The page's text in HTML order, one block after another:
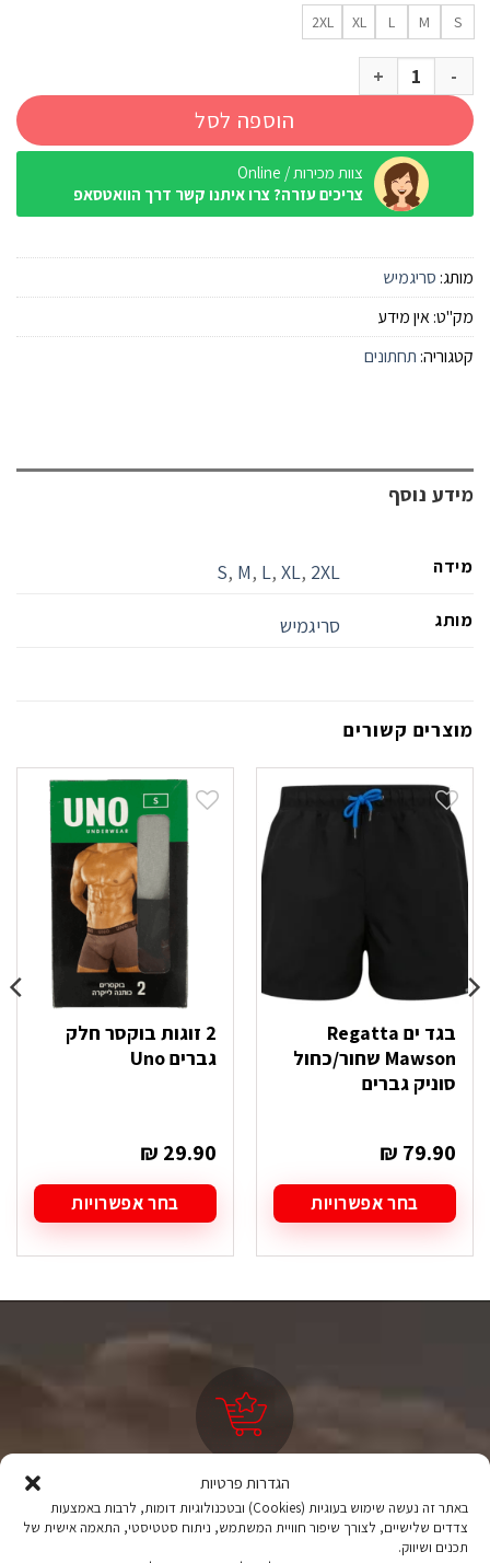
הגדרות פרטיות
באתר זה נעשה שימוש בעוגיות (Cookies) ובטכנולוגיות דומות, לרבות באמצעות
צדדים שלישיים, לצורך שיפור חוויית המשתמש, ניתוח סטטיסטי, התאמה אישית של
תכנים ושיווק.
S
M
L
XL
2XL
כמות של 2 זוגות בוקסר גבר מודל סריגמיש
הוספה לסל
צוות מכירות / Online
צריכים עזרה? צרו איתנו קשר דרך הוואטסאפ
מותג: סריגמיש
מק"ט:אין מידע
קטגוריה: תחתונים
מידע נוסף
מידה S, M, L, XL, 2XL
מותג סריגמיש
מוצרים קשורים
בגד ים Regatta
Mawson שחור/כחול
סוניק גברים
₪ 79.90
בחר אפשרויות
זה
האפשרויות
2 זוגות בוקסר חלק
גברים Uno
₪ 29.90
בחר אפשרויות
זה
ניתן
לבחור
האפשרויות
המוצר
ציוד טיולים
מהיבואן לצרכן